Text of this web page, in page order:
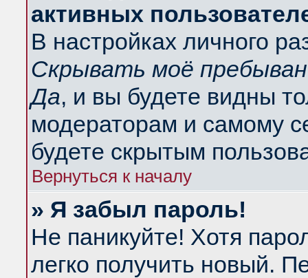
активных
В настройках личного
Скрывать моё
Да, и вы будете видны
модераторам и самому
будете скрытым
Вернуться к началу
» Я забыл пароль!
Не паникуйте! Хотя
легко получить новый.